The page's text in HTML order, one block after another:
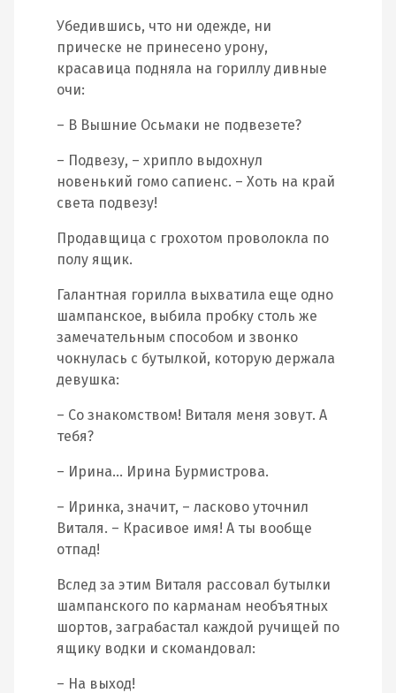
Убедившись, что ни одежде, ни
прическе не принесено урону,
красавица подняла на гориллу дивные
очи:
– В Вышние Осьмаки не подвезете?
– Подвезу, – хрипло выдохнул
новенький гомо сапиенс. – Хоть на край
света подвезу!
Продавщица с грохотом проволокла по
полу ящик.
Галантная горилла выхватила еще одно
шампанское, выбила пробку столь же
замечательным способом и звонко
чокнулась с бутылкой, которую держала
девушка:
– Со знакомством! Виталя меня зовут. А
тебя?
– Ирина… Ирина Бурмистрова.
– Иринка, значит, – ласково уточнил
Виталя. – Красивое имя! А ты вообще
отпад!
Вслед за этим Виталя рассовал бутылки
шампанского по карманам необъятных
шортов, заграбастал каждой ручищей по
ящику водки и скомандовал:
– На выход!